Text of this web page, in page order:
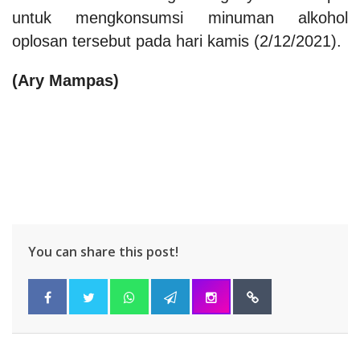
untuk mengkonsumsi minuman alkohol
oplosan tersebut pada hari kamis (2/12/2021).
(Ary Mampas)
You can share this post!